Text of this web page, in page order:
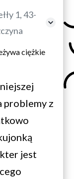
1, 43-
ciężkie
problemy z
jest